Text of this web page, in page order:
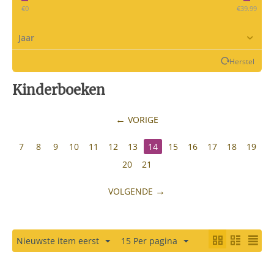
‎€0 ‎€39.99
Jaar
Herstel
Kinderboeken
VORIGE
7 8 9 10 11 12 13 14 15 16 17 18
19
20
21
VOLGENDE
Nieuwste item eerst 15 Per pagina